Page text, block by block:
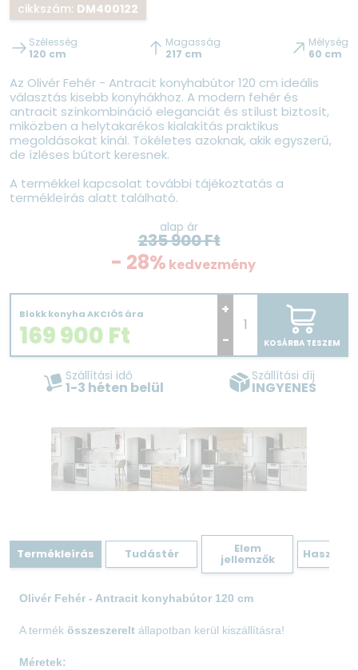
cikkszám: DM400122
Szélesség
120 cm
Magasság
217 cm
Mélység
60 cm
Az Olivér Fehér - Antracit konyhabútor 120 cm ideális
választás kisebb konyhákhoz. A modern fehér és
antracit színkombináció eleganciát és stílust biztosít,
miközben a helytakarékos kialakítás praktikus
megoldásokat kínál. Tökéletes azoknak, akik egyszerű,
de ízléses bútort keresnek.
A termékkel kapcsolat további tájékoztatás a
termékleírás alatt található.
alap ár
235 900Ft
- 28% kedvezmény
Blokk konyha AKCIÓS ára
169 900 Ft
+
-
KOSÁRBA TESZEM
Szállítási idő
1-3 héten belül
Szállítási díj
INGYENES
Termékleírás Tudástér Elem
jellemzők Hasznos
Olivér Fehér - Antracit konyhabútor 120 cm
A termék összeszerelt állapotban kerül kiszállításra!
Méretek: